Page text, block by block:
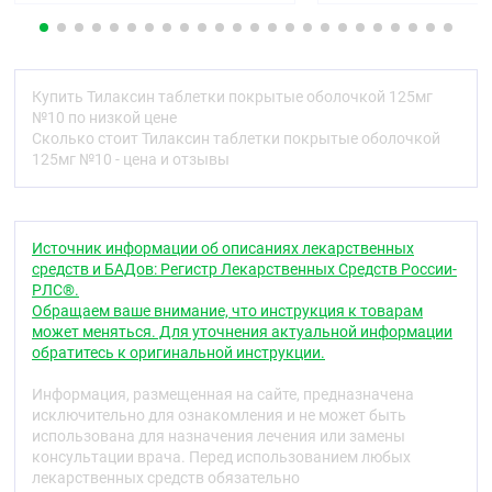
L03AX
Фармакологические свойства
Фармакодинамика
Низкомолекулярный синтетический индуктор
организме всех типов интерферонов (альфа, бета,
гамма и лямбда). Основными продуцентами
интерферона в ответ на введение тилорона
являются клетки эпителия кишечника, гепатоциты,
Т-лимфоциты, нейтрофилы и гранулоциты.
После приёма внутрь максимум продукции
интерферона определяется в последовательности
кишечник — печень — кровь через 4–24 часа.
Тилорон обладает иммуномодулирующим и
противовирусным эффектом.
В лейкоцитах человека индуцирует синтез
Купить Тилаксин таблетки покрытые оболочкой 125мг
№10 по низкой цене
Сколько стоит Тилаксин таблетки покрытые оболочкой
125мг №10 - цена и отзывы
Источник информации об описаниях лекарственных
средств и БАДов: Регистр Лекарственных Средств России-
РЛС®.
Обращаем ваше внимание, что инструкция к товарам
может меняться. Для уточнения актуальной информации
обратитесь к оригинальной инструкции.
Информация, размещенная на сайте, предназначена
исключительно для ознакомления и не может быть
использована для назначения лечения или замены
консультации врача. Перед использованием любых
лекарственных средств обязательно